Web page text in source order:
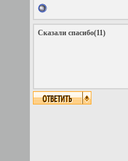
Сказали спасибо(11)